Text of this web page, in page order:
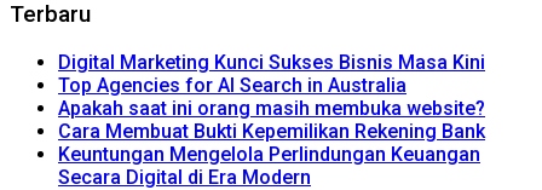
Terbaru
Digital Marketing Kunci Sukses Bisnis Masa Kini
Top Agencies for AI Search in Australia
Apakah saat ini orang masih membuka website?
Cara Membuat Bukti Kepemilikan Rekening Bank
Keuntungan Mengelola Perlindungan Keuangan
Secara Digital di Era Modern